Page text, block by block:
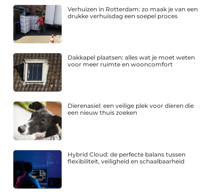
Verhuizen in Rotterdam: zo maak je van een
drukke verhuisdag een soepel proces
Dakkapel plaatsen: alles wat je moet weten
voor meer ruimte en wooncomfort
Dierenasiel: een veilige plek voor dieren die
een nieuw thuis zoeken
Hybrid Cloud: de perfecte balans tussen
flexibiliteit, veiligheid en schaalbaarheid